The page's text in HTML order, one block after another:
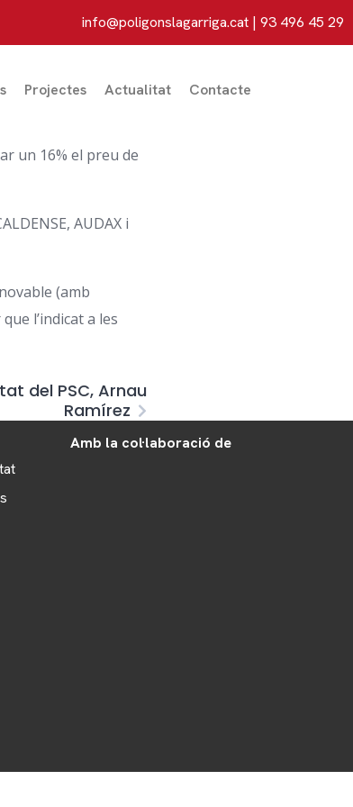
info@poligonslagarriga.cat | 93 496 45 29
Projectes Actualitat Contacte
un 16% el preu de
AUDAX i
(amb
l’indicat a les
del PSC, Arnau
Ramírez
Amb la col·laboració de